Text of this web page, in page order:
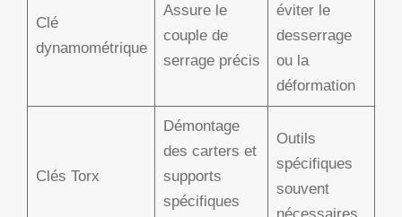
Clé
dynamométrique
Assure le
couple de
serrage précis
éviter le
desserrage
ou la
déformation
Clés Torx
Démontage
des carters et
supports
spécifiques
Outils
spécifiques
souvent